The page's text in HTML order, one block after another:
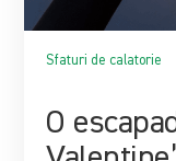
Sfaturi de calatorie
O